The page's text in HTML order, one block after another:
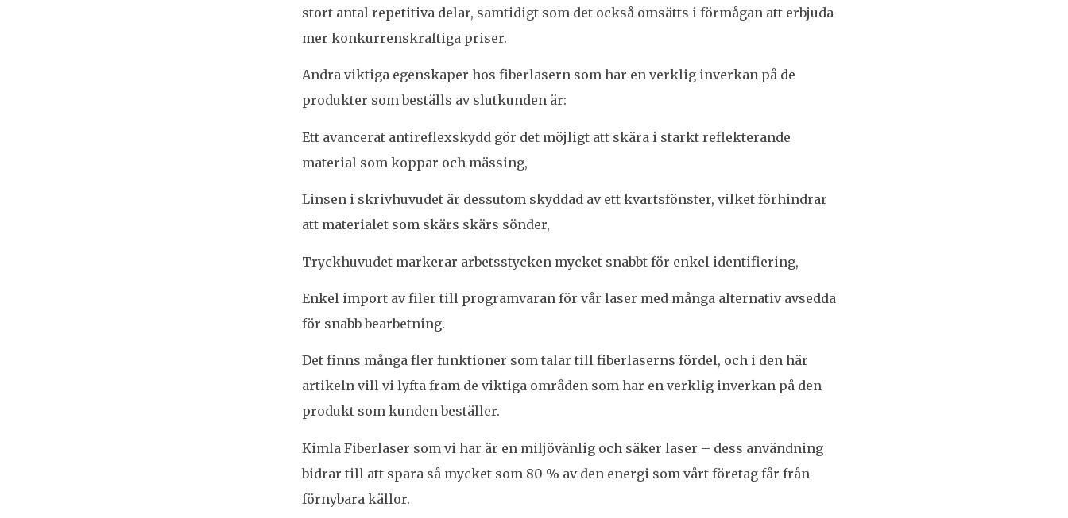
stort antal repetitiva delar, samtidigt som det också omsätts i förmågan att erbjuda
mer konkurrenskraftiga priser.
Andra viktiga egenskaper hos fiberlasern som har en verklig inverkan på de
produkter som beställs av slutkunden är:
Ett avancerat antireflexskydd gör det möjligt att skära i starkt reflekterande
material som koppar och mässing,
Linsen i skrivhuvudet är dessutom skyddad av ett kvartsfönster, vilket förhindrar
att materialet som skärs skärs sönder,
Tryckhuvudet markerar arbetsstycken mycket snabbt för enkel identifiering,
Enkel import av filer till programvaran för vår laser med många alternativ avsedda
för snabb bearbetning.
Det finns många fler funktioner som talar till fiberlaserns fördel, och i den här
artikeln vill vi lyfta fram de viktiga områden som har en verklig inverkan på den
produkt som kunden beställer.
Kimla Fiberlaser som vi har är en miljövänlig och säker laser – dess användning
bidrar till att spara så mycket som 80 % av den energi som vårt företag får från
förnybara källor.